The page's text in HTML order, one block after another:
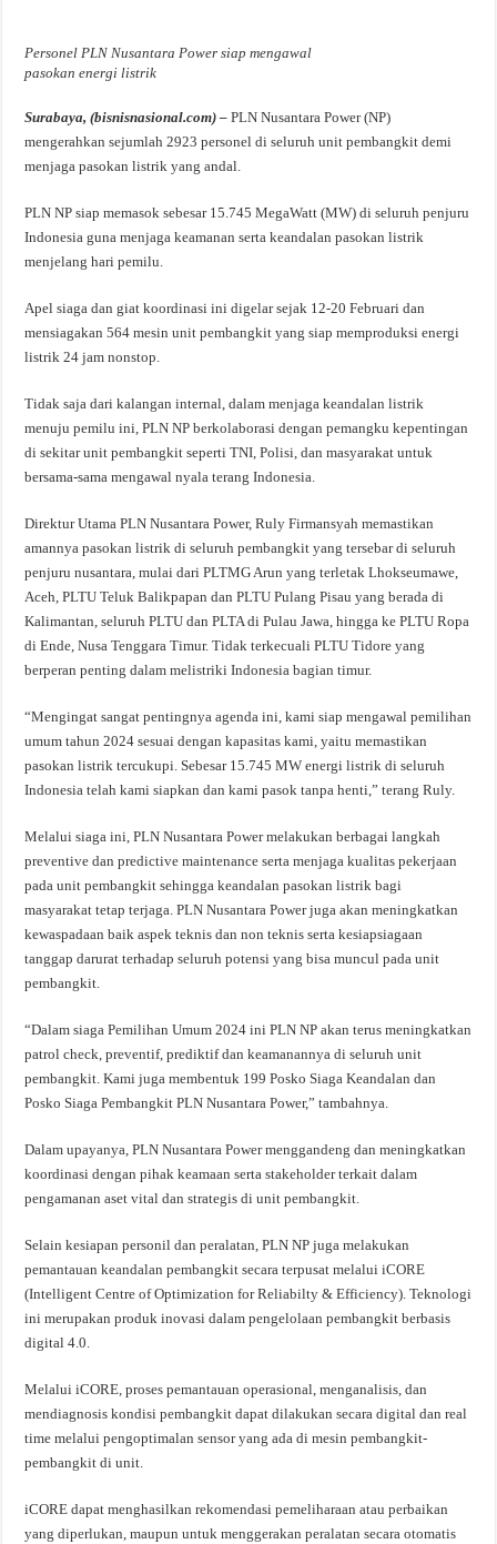
Personel PLN Nusantara Power siap mengawal
pasokan energi listrik
Surabaya, (bisnisnasional.com) – PLN Nusantara Power (NP)
mengerahkan sejumlah 2923 personel di seluruh unit pembangkit demi
menjaga pasokan listrik yang andal.
PLN NP siap memasok sebesar 15.745 MegaWatt (MW) di seluruh penjuru
Indonesia guna menjaga keamanan serta keandalan pasokan listrik
menjelang hari pemilu.
Apel siaga dan giat koordinasi ini digelar sejak 12-20 Februari dan
mensiagakan 564 mesin unit pembangkit yang siap memproduksi energi
listrik 24 jam nonstop.
Tidak saja dari kalangan internal, dalam menjaga keandalan listrik
menuju pemilu ini, PLN NP berkolaborasi dengan pemangku kepentingan
di sekitar unit pembangkit seperti TNI, Polisi, dan masyarakat untuk
bersama-sama mengawal nyala terang Indonesia.
Direktur Utama PLN Nusantara Power, Ruly Firmansyah memastikan
amannya pasokan listrik di seluruh pembangkit yang tersebar di seluruh
penjuru nusantara, mulai dari PLTMG Arun yang terletak Lhokseumawe,
Aceh, PLTU Teluk Balikpapan dan PLTU Pulang Pisau yang berada di
Kalimantan, seluruh PLTU dan PLTA di Pulau Jawa, hingga ke PLTU Ropa
di Ende, Nusa Tenggara Timur. Tidak terkecuali PLTU Tidore yang
berperan penting dalam melistriki Indonesia bagian timur.
“Mengingat sangat pentingnya agenda ini, kami siap mengawal pemilihan
umum tahun 2024 sesuai dengan kapasitas kami, yaitu memastikan
pasokan listrik tercukupi. Sebesar 15.745 MW energi listrik di seluruh
Indonesia telah kami siapkan dan kami pasok tanpa henti,” terang Ruly.
Melalui siaga ini, PLN Nusantara Power melakukan berbagai langkah
preventive dan predictive maintenance serta menjaga kualitas pekerjaan
pada unit pembangkit sehingga keandalan pasokan listrik bagi
masyarakat tetap terjaga. PLN Nusantara Power juga akan meningkatkan
kewaspadaan baik aspek teknis dan non teknis serta kesiapsiagaan
tanggap darurat terhadap seluruh potensi yang bisa muncul pada unit
pembangkit.
“Dalam siaga Pemilihan Umum 2024 ini PLN NP akan terus meningkatkan
patrol check, preventif, prediktif dan keamanannya di seluruh unit
pembangkit. Kami juga membentuk 199 Posko Siaga Keandalan dan
Posko Siaga Pembangkit PLN Nusantara Power,” tambahnya.
Dalam upayanya, PLN Nusantara Power menggandeng dan meningkatkan
koordinasi dengan pihak keamaan serta stakeholder terkait dalam
pengamanan aset vital dan strategis di unit pembangkit.
Selain kesiapan personil dan peralatan, PLN NP juga melakukan
pemantauan keandalan pembangkit secara terpusat melalui iCORE
(Intelligent Centre of Optimization for Reliabilty & Efficiency). Teknologi
ini merupakan produk inovasi dalam pengelolaan pembangkit berbasis
digital 4.0.
Melalui iCORE, proses pemantauan operasional, menganalisis, dan
mendiagnosis kondisi pembangkit dapat dilakukan secara digital dan real
time melalui pengoptimalan sensor yang ada di mesin pembangkit-
pembangkit di unit.
iCORE dapat menghasilkan rekomendasi pemeliharaan atau perbaikan
yang diperlukan, maupun untuk menggerakan peralatan secara otomatis